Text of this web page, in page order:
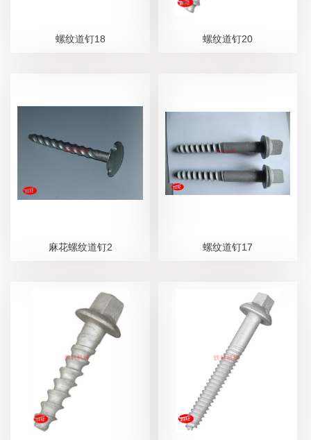
螺纹道钉18 螺纹道钉20
麻花螺纹道钉2 螺纹道钉17